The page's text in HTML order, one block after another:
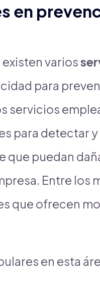
en
varios
para
servicios
para detectar
que puedan
Entre los
que ofrecen
en esta